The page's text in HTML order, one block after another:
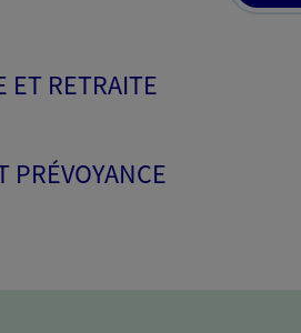
ET RETRAITE
PRÉVOYANCE